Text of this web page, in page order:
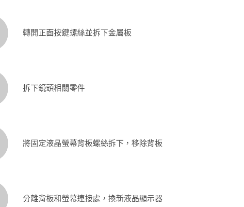
轉開正面按鍵螺絲並拆下金屬板
拆下鏡頭相關零件
將固定液晶螢幕背板螺絲拆下，移除背板
分離背板和螢幕連接處，換新液晶顯示器